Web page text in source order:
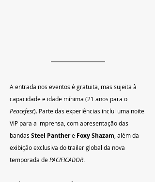
A entrada nos eventos é gratuita, mas sujeita à
capacidade e idade mínima (21 anos para o
Peacefest). Parte das experiências inclui uma noite
VIP para a imprensa, com apresentação das
bandas Steel Panther e Foxy Shazam , além da
exibição exclusiva do trailer global da nova
temporada de PACIFICADOR.